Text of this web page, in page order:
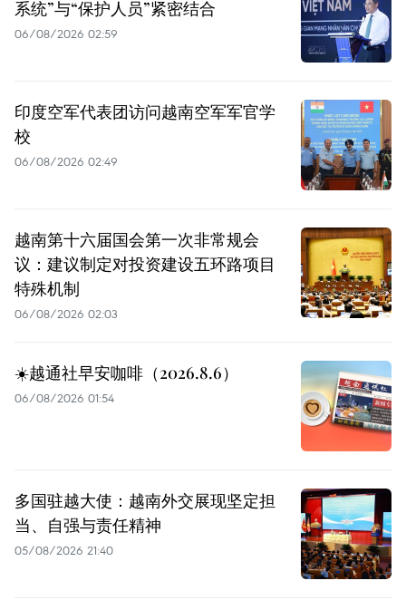
系统”与“保护人员”紧密结合
06/08/2026 02:59
印度空军代表团访问越南空军军官学
校
06/08/2026 02:49
越南第十六届国会第一次非常规会
议：建议制定对投资建设五环路项目
特殊机制
06/08/2026 02:03
☀️越通社早安咖啡（2026.8.6）
06/08/2026 01:54
多国驻越大使：越南外交展现坚定担
当、自强与责任精神
05/08/2026 21:40